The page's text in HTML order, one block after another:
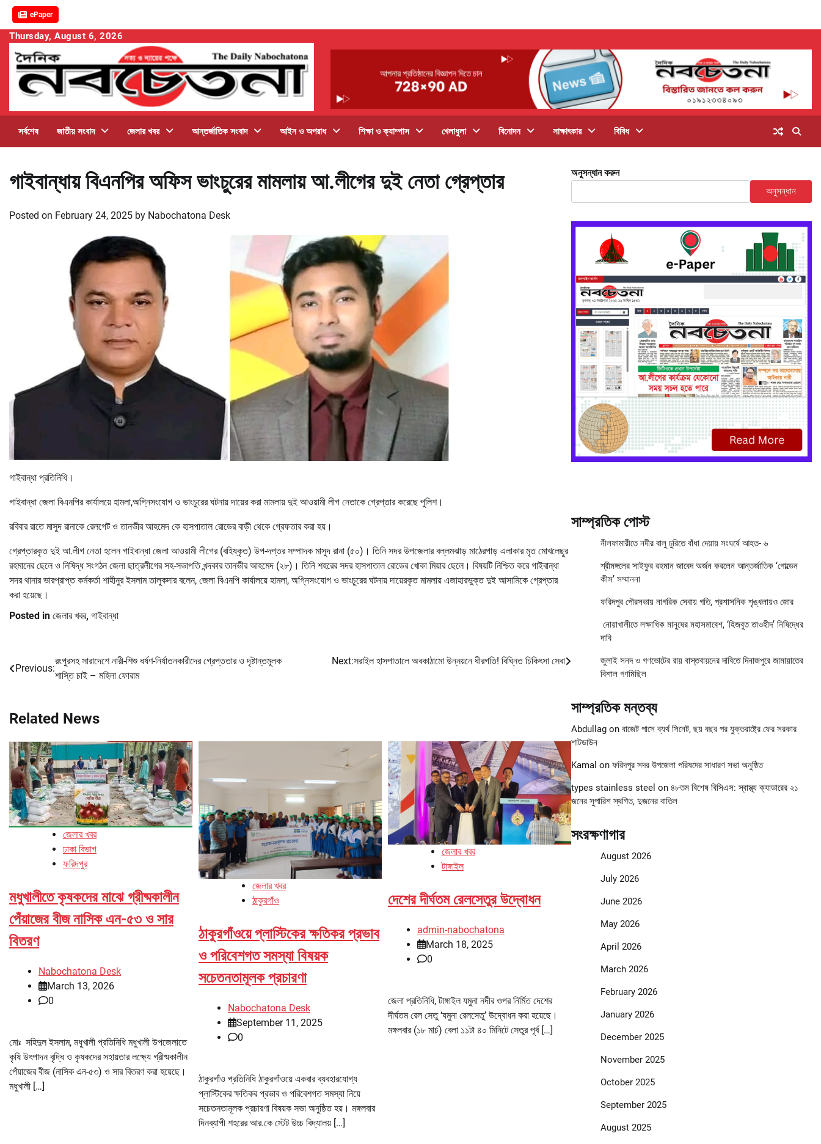
ePaper
Skip
content
Thursday, August 6, 2026
সর্বশেষ জাতীয় সংবাদ জেলার খবর আন্তর্জাতিক সংবাদ আইন ও অপরাধ শিক্ষা ও ক্যাম্পাস খেলাধুলা বিনোদন সাক্ষাৎকার বিবিধ
গাইবান্ধায় বিএনপির অফিস ভাংচুরের মামলায় আ.লীগের দুই নেতা গ্রেপ্তার
Posted on February 24, 2025 by Nabochatona Desk
গাইবান্ধা প্রতিনিধি।
গাইবান্ধা জেলা বিএনপির কার্যালয়ে হামলা,অগ্নিসংযোগ ও ভাংচুরের ঘটনায় দায়ের করা মামলায় দুই আওয়ামী লীগ নেতাকে গ্রেপ্তার করেছে পুলিশ।
রবিবার রাতে মাসুদ রানাকে রেলগেট ও তানভীর আহমেদ কে হাসপাতাল রোডের বাড়ী থেকে গ্রেফতার করা হয়।
গ্রেপ্তারকৃত দুই আ.লীগ নেতা হলেন গাইবান্ধা জেলা আওয়ামী লীগের (বহিষ্কৃত) উপ-দপ্তর সম্পাদক মাসুদ রানা (৫০)। তিনি সদর উপজেলার বল্লমঝাড় মাঠেরপাড় এলাকার মৃত মোখলেছুর
রহমানের ছেলে ও নিষিদ্ধ সংগঠন জেলা ছাত্রলীগের সহ-সভাপতি খন্দকার তানভীর আহমেদ (২৮)। তিনি শহরের সদর হাসপাতাল রোডের খোকা মিয়ার ছেলে। বিষয়টি নিশ্চিত করে গাইবান্ধা
সদর থানার ভারপ্রাপ্ত কর্মকর্তা শাহীনুর ইসলাম তালুকদার বলেন, জেলা বিএনপি কার্যালয়ে হামলা, অগ্নিসংযোগ ও ভাংচুরের ঘটনায় দায়েরকৃত মামলায় এজাহারভুক্ত দুই আসামিকে গ্রেপ্তার
করা হয়েছে।
Posted in জেলার খবর, গাইবান্ধা
Post
navigation
Previous:
রংপুরসহ সারাদেশে নারী-শিশু ধর্ষণ-নির্যাতনকারীদের গ্রেপ্ততার ও দৃষ্টান্তমূলক
শাস্তি চাই – মহিলা ফোরাম
Next:সরাইল হাসপাতালে অবকাঠামো উন্নয়নে ধীরগতি! বিঘ্নিত চিকিৎসা সেবা
Related News
জেলার খবর
ঢাকা বিভাগ
ফরিদপুর
মধুখালীতে কৃষকদের মাঝে গ্রীষ্মকালীন
পেঁয়াজের বীজ নাসিক এন-৫৩ ও সার
বিতরণ
Nabochatona Desk
March 13, 2026
0
মোঃ সহিদুল ইসলাম, মধুখালী প্রতিনিধি মধুখালী উপজেলাতে
কৃষি উৎপাদন বৃদ্ধি ও কৃষকদের সহায়তার লক্ষ্যে গ্রীষ্মকালীন
পেঁয়াজের বীজ (নাসিক এন-৫৩) ও সার বিতরণ করা হয়েছে।
মধুখালী […]
জেলার খবর
ঠাকুরগাঁও
ঠাকুরগাঁওয়ে প্লাস্টিকের ক্ষতিকর প্রভাব
ও পরিবেশগত সমস্যা বিষয়ক
সচেতনতামূলক প্রচারণা
Nabochatona Desk
September 11, 2025
0
ঠাকুরগাঁও প্রতিনিধি ঠাকুরগাঁওয়ে একবার ব্যবহারযোগ্য
প্লাস্টিকের ক্ষতিকর প্রভাব ও পরিবেশগত সমস্যা নিয়ে
সচেতনতামূলক প্রচারণা বিষয়ক সভা অনুষ্ঠিত হয়। মঙ্গলবার
দিনব্যাপী শহরের আর.কে স্টেট উচ্চ বিদ্যালয় […]
জেলার খবর
টাঙ্গাইল
দেশের দীর্ঘতম রেলসেতুর উদ্বোধন
admin-nabochatona
March 18, 2025
0
জেলা প্রতিনিধি, টাঙ্গাইল যমুনা নদীর ওপর নির্মিত দেশের
দীর্ঘতম রেল সেতু ‘যমুনা রেলসেতু’ উদ্বোধন করা হয়েছে।
মঙ্গলবার (১৮ মার্চ) বেলা ১১টা ৪০ মিনিটে সেতুর পূর্ব […]
অনুসন্ধান করুন
অনুসন্ধান
সাম্প্রতিক পোস্ট
নীলফামারীতে নদীর বালু চুরিতে বাঁধা দেয়ায় সংঘর্ষে আহত- ৬
শ্রীমঙ্গলের সাইফুর রহমান জাবেদ অর্জন করলেন আন্তর্জাতিক ‘গোল্ডেন
কীস’ সম্মাননা
ফরিদপুর পৌরসভায় নাগরিক সেবায় গতি, প্রশাসনিক শৃঙ্খলায়ও জোর
নোয়াখালীতে লক্ষাধিক মানুষের মহাসমাবেশ, ‘হিজবুত তাওহীদ’ নিষিদ্ধের
দাবি
জুলাই সনদ ও গণভোটের রায় বাস্তবায়নের দাবিতে দিনাজপুরে জামায়াতের
বিশাল গণমিছিল
সাম্প্রতিক মন্তব্য
Abdullagon বাজেট পাসে ব্যর্থ সিনেট, ছয় বছর পর যুক্তরাষ্ট্রে ফের সরকার
শাটডাউন
Kamal on ফরিদপুর সদর উপজেলা পরিষদের সাধারণ সভা অনুষ্ঠিত
types stainless steel on ৪৮তম বিশেষ বিসিএস: স্বাস্থ্য ক্যাডারের ২১
জনের সুপারিশ স্থগিত, দুজনের বাতিল
সংরক্ষণাগার
August 2026
July 2026
June 2026
May 2026
April 2026
March 2026
February 2026
January 2026
December 2025
November 2025
October 2025
September 2025
August 2025